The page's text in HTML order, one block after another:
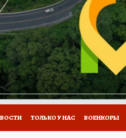
ПРОГНОЗЫ НА СПОРТ
НЕДВИЖИМОСТЬ
РЕКЛАМА ТЕСТЫ НОВОЕ
ТОЛЬКО У НАС ВОЕНКОРЫ